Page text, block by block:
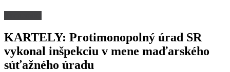
KARTELY: Protimonopolný úrad SR
vykonal inšpekciu v mene maďarského
súťažného úradu